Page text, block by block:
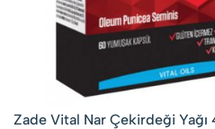
Zade Vital Nar Çekirdeği